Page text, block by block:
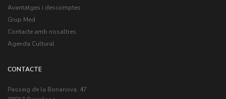
Avantatges i descomptes
Grup Med
Contacte amb nosaltres
Agenda Cultural
CONTACTE
Passeig de la Bonanova, 47